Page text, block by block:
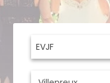
EVJF